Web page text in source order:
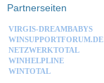
Partnerseiten
VIRGIS-DREAMBABYS
WINSUPPORTFORUM.DE
NETZWERKTOTAL
WINHELPLINE
WINTOTAL